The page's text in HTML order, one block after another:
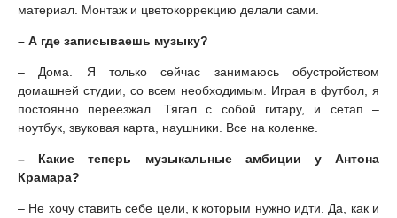
материал. Монтаж и цветокоррекцию делали сами.
– А где записываешь музыку?
– Дома. Я только сейчас занимаюсь обустройством
домашней студии, со всем необходимым. Играя в футбол, я
постоянно переезжал. Тягал с собой гитару, и сетап –
ноутбук, звуковая карта, наушники. Все на коленке.
– Какие теперь музыкальные амбиции у Антона
Крамара?
– Не хочу ставить себе цели, к которым нужно идти. Да, как и